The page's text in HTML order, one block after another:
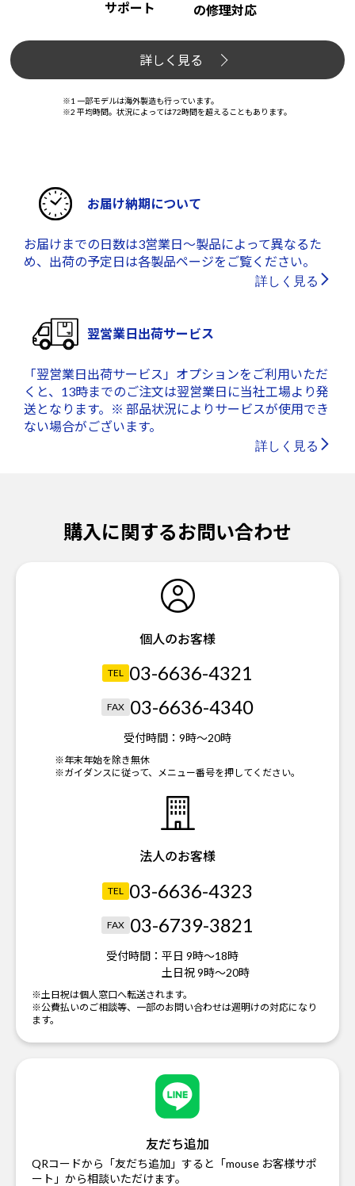
サポート の修理対応
詳しく見る
※1 一部モデルは海外製造も行っています。
※2 平均時間。状況によっては72時間を超えることもあります。
お届け納期について
お届けまでの日数は3営業日～製品によって異なるた
め、出荷の予定日は各製品ページをご覧ください。
詳しく見る
翌営業日出荷サービス
「翌営業日出荷サービス」オプションをご利用いただ
くと、13時までのご注文は翌営業日に当社工場より発
送となります。※ 部品状況によりサービスが使用でき
ない場合がございます。
詳しく見る
購入に関するお問い合わせ
個人のお客様
TEL 03-6636-4321
FAX 03-6636-4340
受付時間： 9時～20時
※年末年始を除き無休
※ガイダンスに従って、メニュー番号を押してください。
法人のお客様
TEL 03-6636-4323
FAX 03-6739-3821
受付時間： 平日 9時～18時
土日祝 9時～20時
※土日祝は個人窓口へ転送されます。
※公費払いのご相談等、一部のお問い合わせは週明けの対応になり
ます。
友だち追加
QRコードから「友だち追加」すると「mouse お客様サポ
ート」から相談いただけます。